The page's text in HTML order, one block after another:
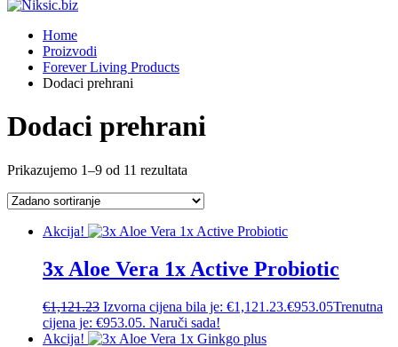
Home
Proizvodi
Forever Living Products
Dodaci prehrani
Dodaci prehrani
Prikazujemo 1–9 od 11 rezultata
Akcija!
3x Aloe Vera 1x Active Probiotic
€1,121.23 Izvorna cijena bila je: €1,121.23.€953.05Trenutna
cijena je: €953.05. Naruči sada!
Akcija!